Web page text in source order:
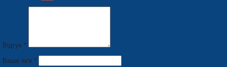
Відгук *
Ваше ім'я *